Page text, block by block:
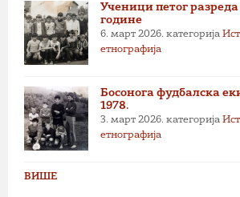
Ученици петог разреда
године
6. март 2026. категорија
етнографија
Босонога фудбалска
1978.
3. март 2026. категорија
етнографија
ВИШЕ